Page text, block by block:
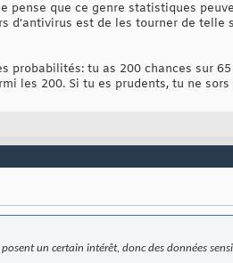
pense que ce genre statistiques
d'antivirus est de les tourner de telle
probabilités: tu as 200 chances sur
les 200. Si tu es prudents, tu ne
un certain intérêt, donc des données